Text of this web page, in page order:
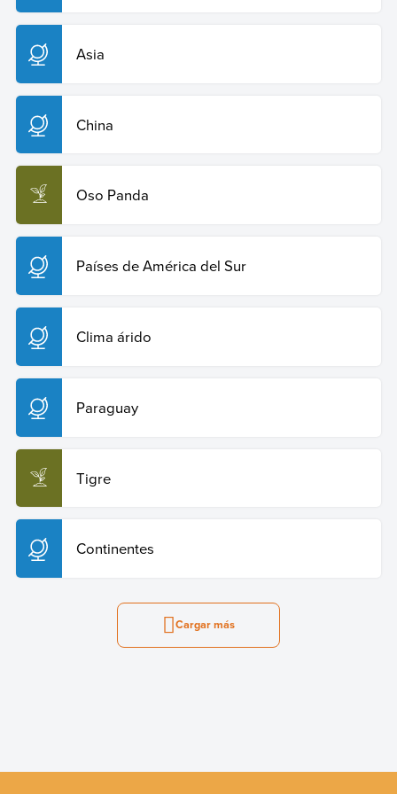
Asia
China
Oso Panda
Países de América del Sur
Clima árido
Paraguay
Tigre
Continentes
Cargar más